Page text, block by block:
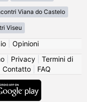
Viana do Castelo
Viseu
| Opinioni
| Privacy| Termini di
Contatto| FAQ